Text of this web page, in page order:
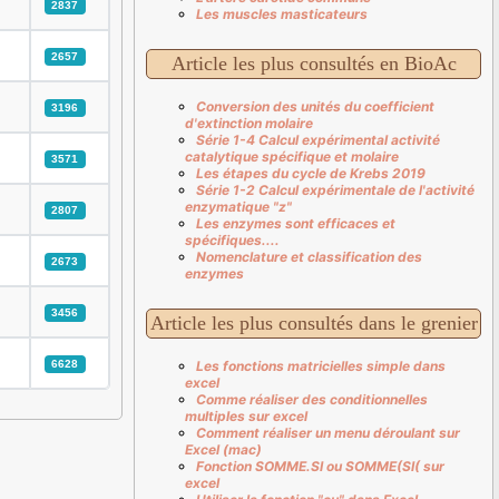
2837
2657
3196
3571
2807
2673
3456
6628
Les muscles masticateurs
Article les plus consultés en BioAc
Conversion des unités du coefficient
d'extinction molaire
Série 1-4 Calcul expérimental activité
catalytique spécifique et molaire
Les étapes du cycle de Krebs 2019
Série 1-2 Calcul expérimentale de l'activité
enzymatique "z"
Les enzymes sont efficaces et
spécifiques....
Nomenclature et classification des
enzymes
Article les plus consultés dans le grenier
Les fonctions matricielles simple dans
excel
Comme réaliser des conditionnelles
multiples sur excel
Comment réaliser un menu déroulant sur
Excel (mac)
Fonction SOMME.SI ou SOMME(SI( sur
excel